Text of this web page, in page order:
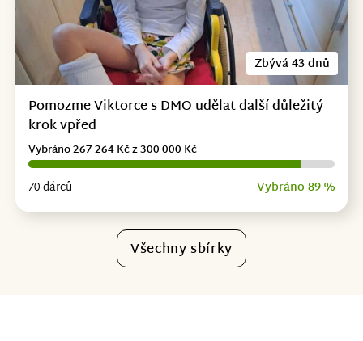
Zbývá 43 dnů
Pomozme Viktorce s DMO udělat další důležitý
krok vpřed
70 dárců Vybráno 89 %
Vybráno 267 264 Kč z 300 000 Kč
Všechny sbírky